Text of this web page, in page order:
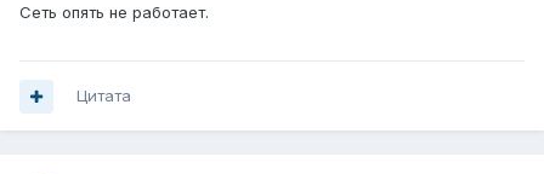
Сеть опять не работает.
Цитата